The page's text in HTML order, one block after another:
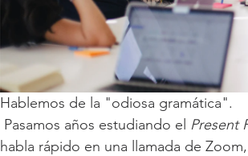
Hablemos de la "odiosa gramática".
Pasamos años estudiando el Present
habla rápido en una llamada de